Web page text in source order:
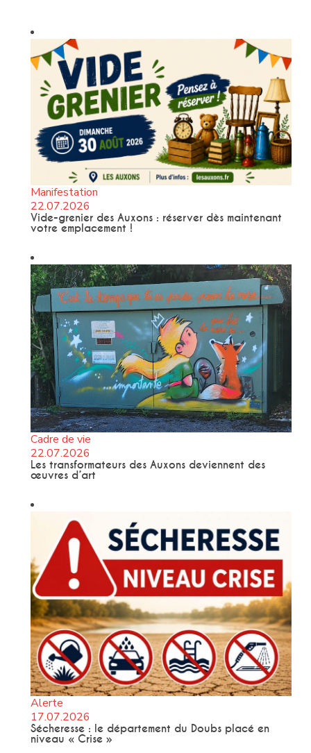
Manifestation
22.07.2026
Vide-grenier des Auxons : réserver dès maintenant
votre emplacement !
Cadre de vie
22.07.2026
Les transformateurs des Auxons deviennent des
œuvres d’art
Alerte
17.07.2026
Sécheresse : le département du Doubs placé en
niveau « Crise »